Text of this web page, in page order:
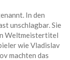
In den
unschlagbar. Sie
Weltmeistertitel
wie Vladislav
machten das